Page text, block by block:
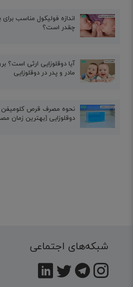
اندازه فولیکول مناسب برای
چقدر است؟
آیا دوقلوزایی ارثی
مادر و پدر در دوقلوزایی
نحوه مصرف قرص کلومیفن
دوقلوزایی [بهترین زمان
شبکه‌های اجتماعی